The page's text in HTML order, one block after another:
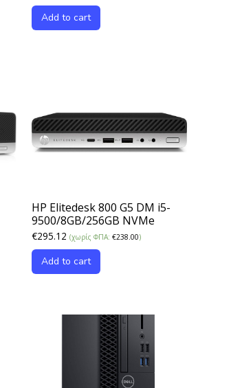
Add to cart
HP Elitedesk 800 G5 DM i5-
9500/8GB/256GB NVMe
€295.12 (χωρίς ΦΠΑ: €238.00)
Add to cart